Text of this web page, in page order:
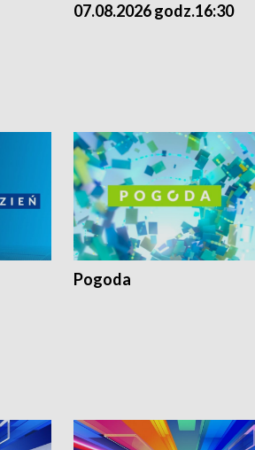
07.08.2026 godz.16:30
Pogoda